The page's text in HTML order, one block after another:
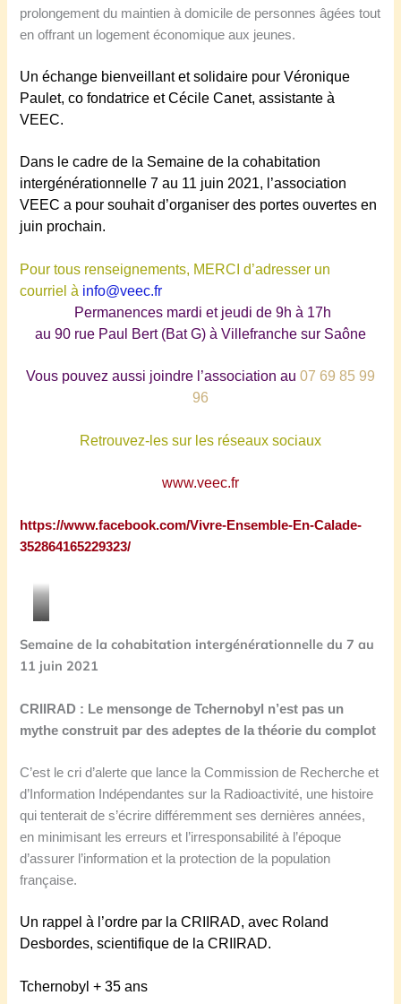
prolongement du maintien à domicile de personnes âgées tout
en offrant un logement économique aux jeunes.
Un échange bienveillant et solidaire pour Véronique
Paulet, co fondatrice et Cécile Canet, assistante à
VEEC.
Dans le cadre de la Semaine de la cohabitation
intergénérationnelle 7 au 11 juin 2021, l ’association
VEECa pour souhait d’organiser des portes ouvertes en
juin prochain.
Pour tous renseignements, MERCI d’adresser un
courriel à info@veec.fr
Permanences mardi et jeudi de 9h à 17h
​au 90 rue Paul Bert (Bat G) à Villefranche sur Saône
Vous pouvez aussi joindre l’association au 07 69 85 99
96
Retrouvez-les sur les réseaux sociaux
www.veec.fr
https://www.facebook.com/Vivre-Ensemble-En-Calade-
352864165229323/
V
é
r
i
u
e
P
a
u
l
t
c
f
Semaine de la cohabitation intergénérationnelle du 7 au
11 juin 2021
CRIIRAD : Le mensonge de Tchernobyl n’est pas un
mythe construit par des adeptes de la théorie du complot
C’est le cri d’alerte que lance la Commission de Recherche et
d’Information Indépendantes sur la Radioactivité, une histoire
qui tenterait de s’écrire différemment ses dernières années,
en minimisant les erreurs et l’irresponsabilité à l’époque
d’assurer l’information et la protection de la population
française.
Un rappel à l’ordre par la CRIIRAD, avec Roland
Desbordes, scientifique de la CRIIRAD.
Tchernobyl + 35 ans